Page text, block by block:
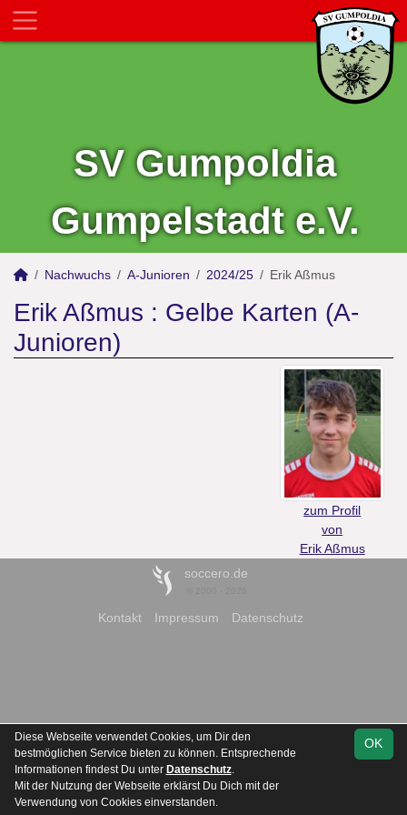
SV Gumpoldia
Gumpelstadt e.V.
Nachwuchs A-Junioren 2024/25 Erik Aßmus
Erik Aßmus : Gelbe Karten (A-
Junioren)
zum Profil
von
Erik Aßmus
soccero.de
Kontakt Impressum Datenschutz
OK
Diese Webseite verwendet Cookies, um Dir den
bestmöglichen Service bieten zu können. Entsprechende
Informationen findest Du unter Datenschutz.
Mit der Nutzung der Webseite erklärst Du Dich mit der
Verwendung von Cookies einverstanden.